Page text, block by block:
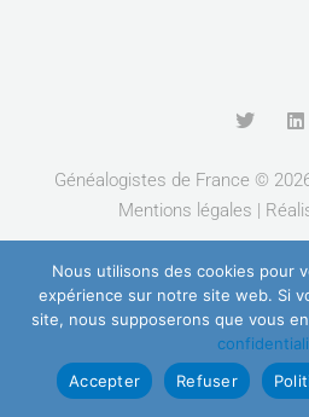
T
w
t
t
e
L
i
k
e
d
Généalogistes de France ©
Mentions légales |
Nous utilisons des cookies pour
expérience sur notre site web. Si
site, nous supposerons que vous
Accepter
Refuser